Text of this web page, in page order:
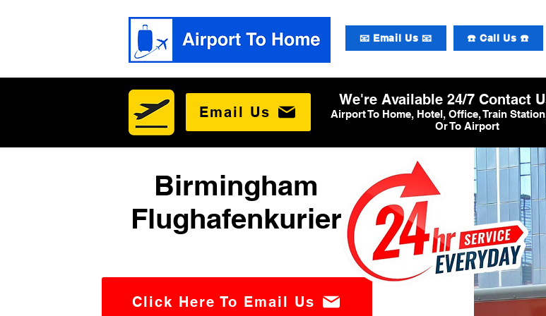
📧 Email Us 📧 ☎️ Call Us ☎️
Email Us
We're Available 24/7 Contact
Airport To Home, Hotel, Office, Train
Or To Airport
Birmingham
Flughafenkurier
Click Here To Email Us